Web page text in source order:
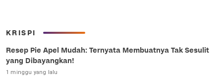
KRISPI
Resep Pie Apel Mudah: Ternyata Membuatnya Tak Sesulit
yang Dibayangkan!
1 minggu yang lalu